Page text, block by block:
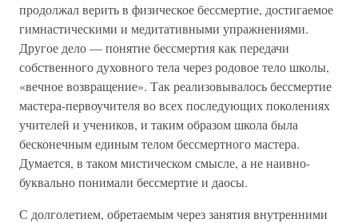
продолжал верить в физическое бессмертие, достигаемое
гимнастическими и медитативными упражнениями.
Другое дело — понятие бессмертия как передачи
собственного духовного тела через родовое тело школы,
«вечное возвращение». Так реализовывалось бессмертие
мастера-первоучителя во всех последующих поколениях
учителей и учеников, и таким образом школа была
бесконечным единым телом бессмертного мастера.
Думается, в таком мистическом смысле, а не наивно-
буквально понимали бессмертие и даосы.
С долголетием, обретаемым через занятия внутренними